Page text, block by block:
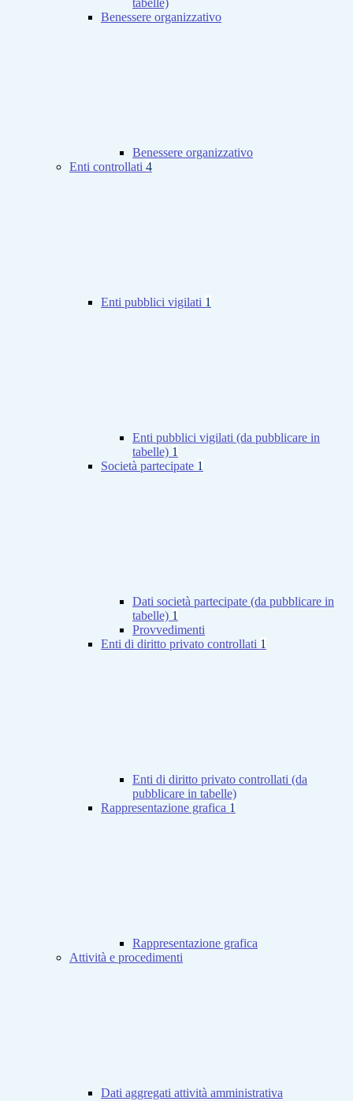
tabelle)
Benessere organizzativo
Benessere organizzativo
Enti controllati 4
Enti pubblici vigilati 1
Enti pubblici vigilati (da pubblicare in
tabelle) 1
Società partecipate 1
Dati società partecipate (da pubblicare in
tabelle) 1
Provvedimenti
Enti di diritto privato controllati 1
Enti di diritto privato controllati (da
pubblicare in tabelle)
Rappresentazione grafica 1
Rappresentazione grafica
Attività e procedimenti
Dati aggregati attività amministrativa